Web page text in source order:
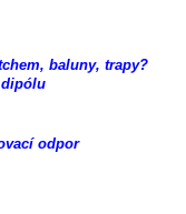
baluny, trapy?
dipólu
odpor